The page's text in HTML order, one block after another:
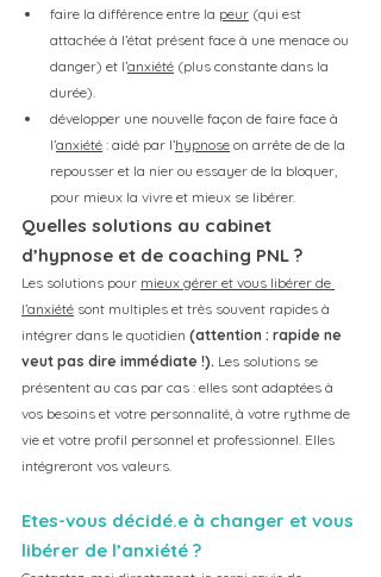
faire la différence entre la peur (qui est
attachée à l’état présent face à une menace ou
danger) et l’anxiété (plus constante dans la
durée).
développer une nouvelle façon de faire face à
l’anxiété : aidé par l’hypnose on arrête de de la
repousser et la nier ou essayer de la bloquer,
pour mieux la vivre et mieux se libérer.
Quelles solutions au cabinet
d’hypnose et de coaching PNL ?
Les solutions pour mieux gérer et vous libérer de
l’anxiété sont multiples et très souvent rapides à
intégrer dans le quotidien (attention : rapide ne
veut pas dire immédiate !). Les solutions se
présentent au cas par cas : elles sont adaptées à
vos besoins et votre personnalité, à votre rythme de
vie et votre profil personnel et professionnel. Elles
intégreront vos valeurs.
Etes-vous décidé.e à changer et vous
libérer de l’anxiété ?